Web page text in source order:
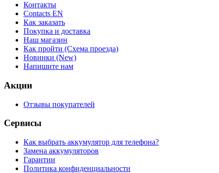
Контакты
Contacts EN
Как заказать
Покупка и доставка
Наш магазин
Как пройти (Схема проезда)
Новинки (New)
Напишите нам
Акции
Отзывы покупателей
Сервисы
Как выбрать аккумулятор для телефона?
Замена аккумуляторов
Гарантии
Политика конфиденциальности